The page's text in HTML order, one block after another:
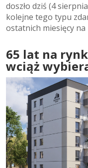
doszło dziś (4
kolejne tego typu
ostatnich miesięcy na
65 lat na
wciąż